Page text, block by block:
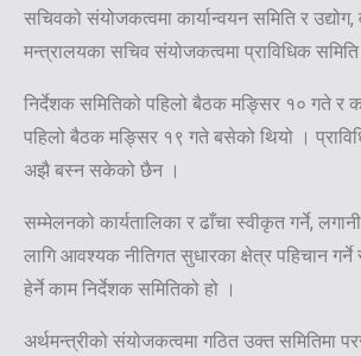
सचिवको संयोजकत्वमा कार्यान्वयन समिति र उद्योग,
मन्त्रालयका सचिव संयोजकत्वमा प्राविधिक
निर्देशक समितिको पहिलो बैठक मङ्सिर १० गते र
पहिलो बैठक मङ्सिर १९ गते बसेको थियो ।
अझै बस्न सकेको छैन ।
सम्मेलनको कार्यतालिका र ढाँचा स्वीकृत गर्ने,
लागि आवश्यक नीतिगत सुधारका क्षेत्र पहिचान
हेर्ने काम निर्देशक समितिको हो ।
अर्थमन्त्रीको संयोजकत्वमा गठित उक्त समितिमा